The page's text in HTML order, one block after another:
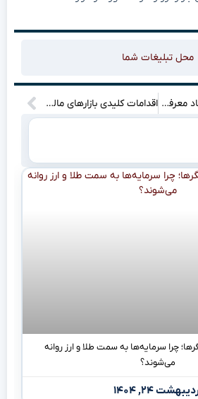
محل تبلیغات شما
چرا امروز وزیر اقتصاد معرفی نشد؟ آیا مدنی‌زاده گزینه‌ی اصلی است؟ اقدامات کلیدی بازارهای مالی و اقتصاد: نگاهی به اخبار روز یکشنبه ۲۱ اردیبهشت ۱۴۰۴
چرا سرمایه‌ها به سمت طلا و ارز روانه
می‌شوند؟
۲۴, ۱۴۰۴